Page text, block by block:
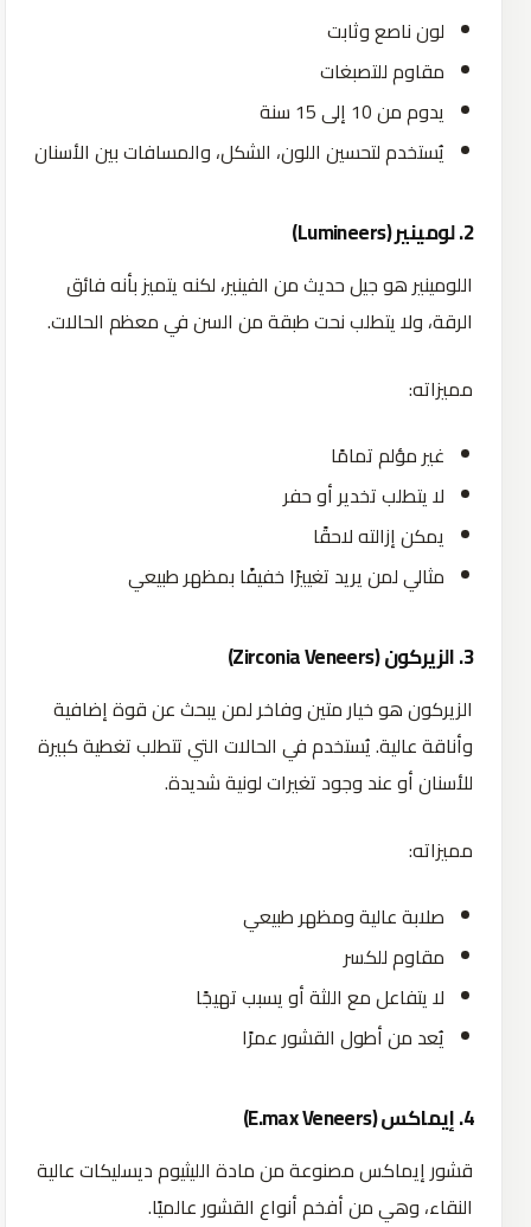
لون ناصع وثابت
مقاوم للتصبغات
يدوم من 10 إلى 15 سنة
يُستخدم لتحسين اللون، الشكل، والمسافات بين الأسنان
2. لومينير(Lumineers)
اللومينير هو جيل حديث من الفينير، لكنه يتميز بأنه فائق
الرقة، ولا يتطلب نحت طبقة من السن في معظم الحالات.
مميزاته:
غير مؤلم تمامًا
لا يتطلب تخدير أو حفر
يمكن إزالته لاحقًا
مثالي لمن يريد تغييرًا خفيفًا بمظهر طبيعي
3. الزيركون(Zirconia Veneers)
الزيركون هو خيار متين وفاخر لمن يبحث عن قوة إضافية
وأناقة عالية. يُستخدم في الحالات التي تتطلب تغطية كبيرة
للأسنان أو عند وجود تغيرات لونية شديدة.
مميزاته:
صلابة عالية ومظهر طبيعي
مقاوم للكسر
لا يتفاعل مع اللثة أو يسبب تهيجًا
يُعد من أطول القشور عمرًا
4. إيماكس(E.max Veneers)
قشور إيماكس مصنوعة من مادة الليثيوم ديسليكات عالية
النقاء، وهي من أفخم أنواع القشور عالميًا.